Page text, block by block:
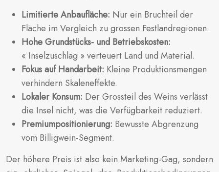
Limitierte Anbaufläche: Nur ein Bruchteil der
Fläche im Vergleich zu grossen Festlandregionen.
Hohe Grundstücks- und Betriebskosten:
« Inselzuschlag » verteuert Land und Material.
Fokus auf Handarbeit: Kleine Produktionsmengen
verhindern Skaleneffekte.
Lokaler Konsum: Der Grossteil des Weins verlässt
die Insel nicht, was die Verfügbarkeit reduziert.
Premiumpositionierung: Bewusste Abgrenzung
vom Billigwein-Segment.
Der höhere Preis ist also kein Marketing-Gag, sondern